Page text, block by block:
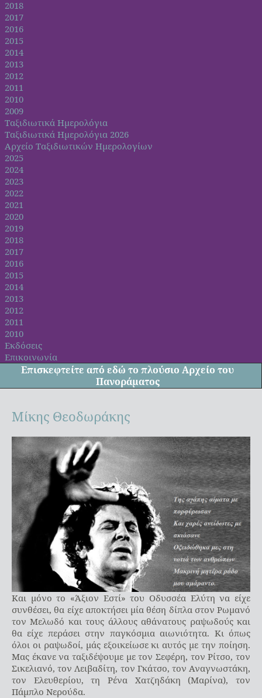
2018
2017
2016
2015
2014
2013
2012
2011
2010
2009
Ταξιδιωτικά Ημερολόγια
Ταξιδιωτικά Ημερολόγια 2026
Αρχείο Ταξιδιωτικών Ημερολογίων
2025
2024
2023
2022
2021
2020
2019
2018
2017
2016
2015
2014
2013
2012
2011
2010
Εκδόσεις
Επικοινωνία
Επισκεφτείτε από εδώ το πλούσιο Αρχείο του
Πανοράματος
Μίκης Θεοδωράκης
Και μόνο το «Άξιον Εστί» του Οδυσσέα Ελύτη να είχε
συνθέσει, θα είχε αποκτήσει μία θέση δίπλα στον Ρωμανό
τον Μελωδό και τους άλλους αθάνατους ραψωδούς και
θα είχε περάσει στην παγκόσμια αιωνιότητα. Κι όπως
όλοι οι ραψωδοί, μάς εξοικείωσε κι αυτός με την ποίηση.
Μας έκανε να ταξιδέψουμε με τον Σεφέρη, τον Ρίτσο, τον
Σικελιανό, τον Λειβαδίτη, τον Γκάτσο, τον Αναγνωστάκη,
τον Ελευθερίου, τη Ρένα Χατζηδάκη (Μαρίνα), τον
Πάμπλο Νερούδα.